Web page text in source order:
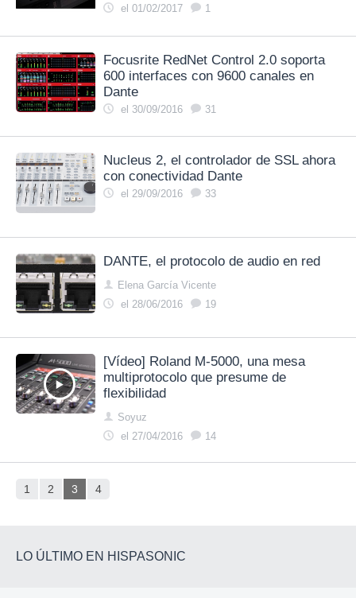
el 01/02/2017 1
Focusrite RedNet Control 2.0 soporta
600 interfaces con 9600 canales en
Dante
el 30/09/2016 31
Nucleus 2, el controlador de SSL ahora
con conectividad Dante
el 29/09/2016 33
DANTE, el protocolo de audio en red
Elena García Vicente
el 28/06/2016
19
[Vídeo] Roland M-5000, una mesa
multiprotocolo que presume de
flexibilidad
Soyuz
el 27/04/2016
14
1 2 3 4
LO ÚLTIMO EN HISPASONIC